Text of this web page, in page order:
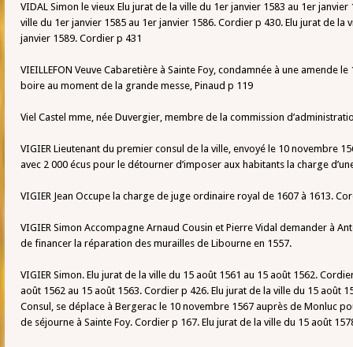
VIDAL Simon le vieux Elu jurat de la ville du 1er janvier 1583 au 1er
ville du 1er janvier 1585 au 1er janvier 1586. Cordier p 430. Elu jurat de la
janvier 1589. Cordier p 431
VIEILLEFON Veuve Cabaretière à Sainte Foy, condamnée à une amende
boire au moment de la grande messe, Pinaud p 119
Viel Castel mme, née Duvergier, membre de la commission
VIGIER Lieutenant du premier consul de la ville, envoyé le 10 novembre
avec 2 000 écus pour le détourner d’imposer aux habitants la charge
VIGIER Jean Occupe la charge de juge ordinaire royal de 1607 à 1613.
VIGIER Simon Accompagne Arnaud Cousin et Pierre Vidal demander à
de financer la réparation des murailles de Libourne en 1557.
VIGIER Simon. Elu jurat de la ville du 15 août 1561 au 15 août 1562.
août 1562 au 15 août 1563. Cordier p 426. Elu jurat de la ville du 15 août
Consul, se déplace à Bergerac le 10 novembre 1567 auprès de Monluc
de séjourne à Sainte Foy. Cordier p 167. Elu jurat de la ville du 15 août